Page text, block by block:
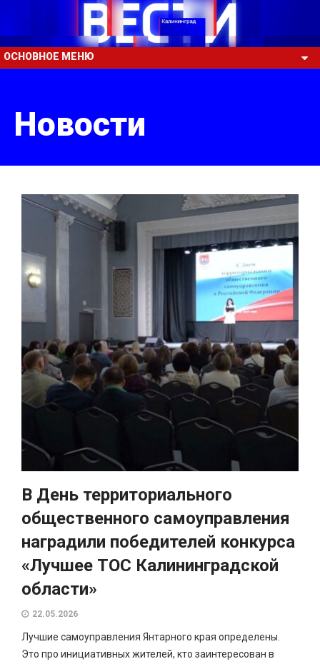
ОСНОВНОЕ МЕНЮ
Новости
В День территориального
общественного самоуправления
наградили победителей конкурса
«Лучшее ТОС Калининградской
области»
22.05.2026
Лучшие самоуправления Янтарного края определены.
Это про инициативных жителей, кто заинтересован в